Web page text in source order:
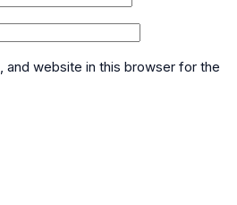
and website in this browser for the